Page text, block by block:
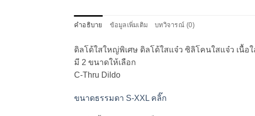
คำอธิบาย ข้อมูลเพิ่มเติม บทวิจารณ์ (0)
ดิลโด้ใสใหญ่พิเศษ ดิลโด้ใสแจ๋ว ซิลิโคนใสแจ๋ว เนื้อใ
มี 2 ขนาดให้เลือก
C-Thru Dildo
ขนาดธรรมดา S-XXL คลิ๊ก